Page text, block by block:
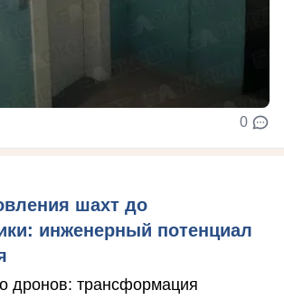
0
шахт до
инженерный потенциал
дронов: трансформация